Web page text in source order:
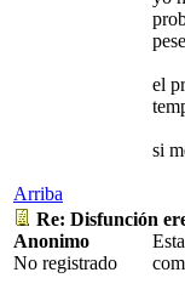
el
si
Arriba
Re: Disfunción
Anonimo
No registrado